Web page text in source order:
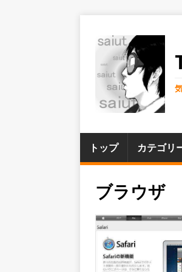
トップ カテゴリ
ブラウザ